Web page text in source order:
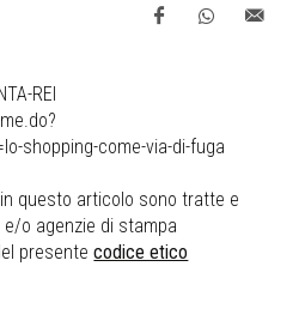
REI
shopping-come-via-di-fuga
questo articolo sono tratte e
o agenzie di stampa
presentecodice etico